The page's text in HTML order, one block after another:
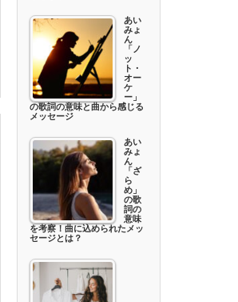
あい
みょ
ん
「ノ
ッ
ト・
オー
ケ
ー」
の歌詞の意味と曲から感じる
メッセージ
あい
みょ
ん
「ざ
ら
め」
の歌
詞の
意味
を考察！曲に込められたメッ
セージとは？